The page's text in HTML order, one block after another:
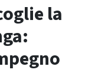
la